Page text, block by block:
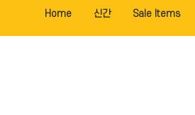
Home 신간 Sale Items